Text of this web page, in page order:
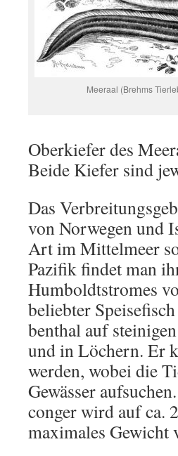
Meeraal (Brehms
Oberkiefer des
Beide Kiefer sind
Das
von Norwegen und
Art im Mittelmeer
Pazifik findet man
Humboldtstromes
beliebter
benthal auf
und in Löchern. Er
werden, wobei die
Gewässer
conger wird auf ca.
maximales Gewicht